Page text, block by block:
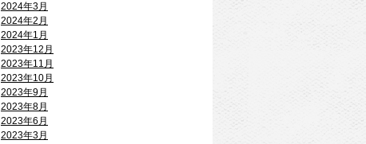
2024年3月
2024年2月
2024年1月
2023年12月
2023年11月
2023年10月
2023年9月
2023年8月
2023年6月
2023年3月